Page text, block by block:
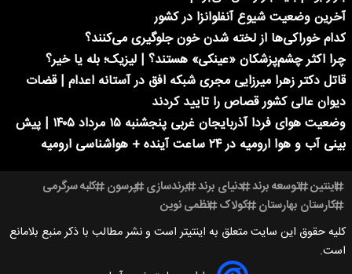
آخرین وضعیت شیوع آنفلوانزا در کشور
کدام خوراکی‌ها از لخته شدن خون جلوگیری می‌کنند؟
چرا اکثر چشم‌پزشکان «عینکی» هستند؟ | لیزیک؛ بله یا خیر؟
قاتل دکتر زهرا میرزایی مجری شبکه افق در آستانه اعدام | قضات
دیوان عالی کشور قصاص را تایید کردند
وضعیت هوای فردا آذربایجان غربی پنجشنبه ۱۵ مرداد ۱۴۰۵ | پیش
بینی آب و هوا ارومیه در ۲۴ ساعت آینده + هواشناسی ارومیه
اینتین توسعه برند دنیای برند برندسازی پرسون کلبه سرگرمی
کارستان بهارستان کولاک نظمی نوین
کلیه حقوق این سایت متعلق به اینتیتر است و نشر مطالب با ذکر منبع بلامانع
است.